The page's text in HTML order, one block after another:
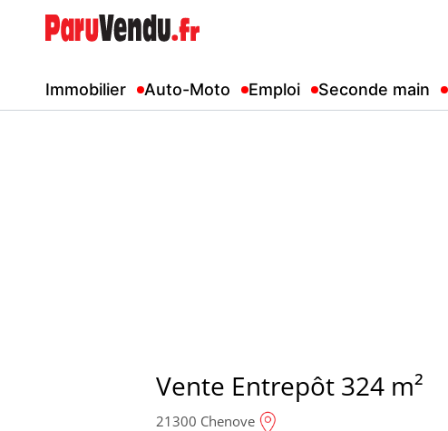
Immobilier Auto-Moto Emploi Seconde main
Vente Entrepôt 324 m²
21300 Chenove